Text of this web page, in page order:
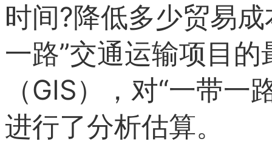
时间?降低多少贸易
一路”交通运输项目
（GIS），对“一带
进行了分析估算。